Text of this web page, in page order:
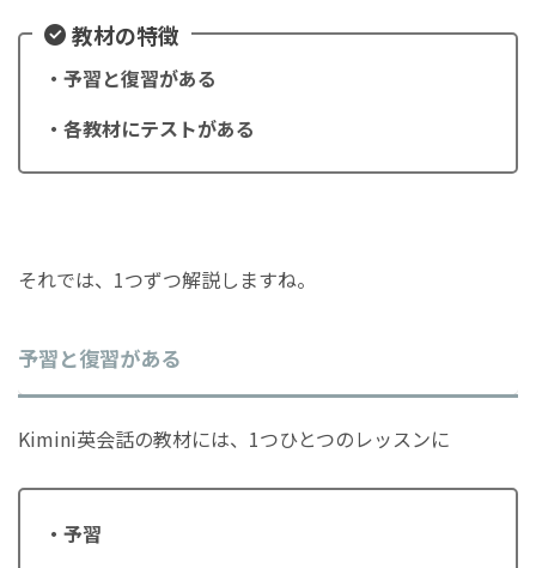
教材の特徴
・予習と復習がある
・各教材にテストがある
それでは、1つずつ解説しますね。
予習と復習がある
Kimini英会話の教材には、1つひとつのレッスンに
・予習